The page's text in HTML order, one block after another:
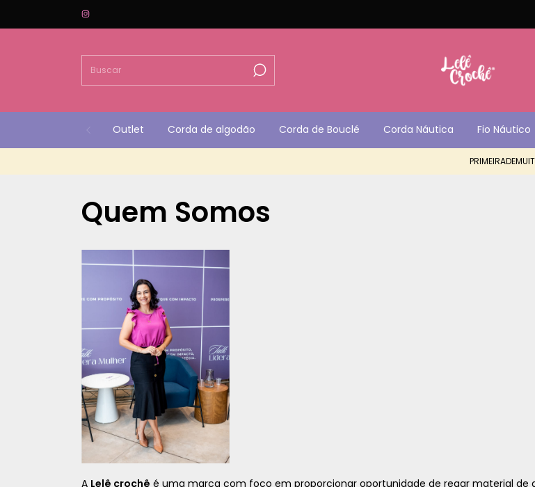
Outlet Corda de algodão Corda de Bouclé Corda Náutica Fio Náutico
Quem Somos
A Lelê crochê é uma marca com foco em proporcionar oportunidade de regar material de